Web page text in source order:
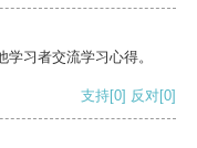
习者交流学习心得。
支持[0] 反对[0]